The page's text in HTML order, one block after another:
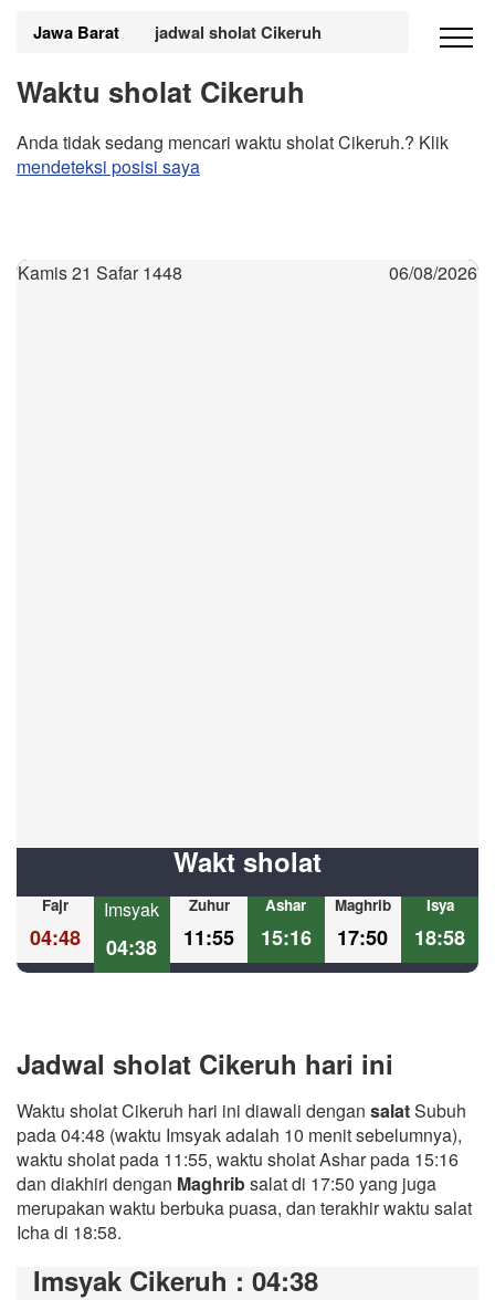
Jawa Barat jadwal sholat Cikeruh
Waktu sholat Cikeruh
Anda tidak sedang mencari waktu sholat Cikeruh.? Klik
mendeteksi posisi saya
Kamis 21 Safar 1448 06/08/2026
Wakt sholat
Fajr
04:48
Imsyak
04:38
Zuhur
11:55
Ashar
15:16
Maghrib
17:50
Isya
18:58
Jadwal sholat Cikeruh hari ini
Waktu sholat Cikeruh hari ini diawali dengan salatSubuh
pada 04:48 (waktu Imsyak adalah 10 menit sebelumnya),
waktu sholat pada 11:55, waktu sholat Ashar pada 15:16
dan diakhiri dengan Maghribsalat di 17:50 yang juga
merupakan waktu berbuka puasa, dan terakhir waktu salat
Icha di 18:58.
Imsyak Cikeruh : 04:38